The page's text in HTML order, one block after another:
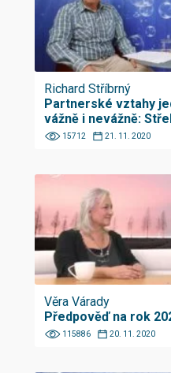
Richard Stříbrný
Partnerské vztahy
vážně i nevážně:
15712 21. 11. 2020
Věra Várady
Předpověď na rok
115886 20. 11. 2020